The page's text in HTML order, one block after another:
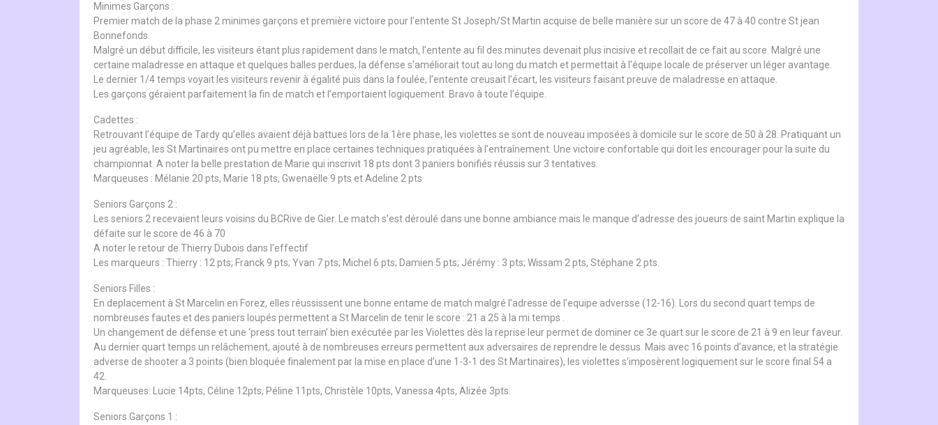
Minimes Garçons :
Premier match de la phase 2 minimes garçons et première victoire pour l’entente St Joseph/St Martin acquise de belle manière sur un score de 47 à 40 contre St jean
Bonnefonds.
Malgré un début difficile, les visiteurs étant plus rapidement dans le match, l’entente au fil des minutes devenait plus incisive et recollait de ce fait au score. Malgré une
certaine maladresse en attaque et quelques balles perdues, la défense s’améliorait tout au long du match et permettait à l’équipe locale de préserver un léger avantage.
Le dernier 1/4 temps voyait les visiteurs revenir à égalité puis dans la foulée, l’entente creusait l’écart, les visiteurs faisant preuve de maladresse en attaque.
Les garçons géraient parfaitement la fin de match et l’emportaient logiquement. Bravo à toute l’équipe.
Cadettes :
Retrouvant l’équipe de Tardy qu’elles avaient déjà battues lors de la 1ère phase, les violettes se sont de nouveau imposées à domicile sur le score de 50 à 28. Pratiquant un
jeu agréable, les St Martinaires ont pu mettre en place certaines techniques pratiquées à l’entraînement. Une victoire confortable qui doit les encourager pour la suite du
championnat. A noter la belle prestation de Marie qui inscrivit 18 pts dont 3 paniers bonifiés réussis sur 3 tentatives.
Marqueuses : Mélanie 20 pts, Marie 18 pts, Gwenaëlle 9 pts et Adeline 2 pts
Seniors Garçons 2 :
Les seniors 2 recevaient leurs voisins du BCRive de Gier. Le match s’est déroulé dans une bonne ambiance mais le manque d’adresse des joueurs de saint Martin explique la
défaite sur le score de 46 à 70
A noter le retour de Thierry Dubois dans l’effectif
Les marqueurs : Thierry : 12 pts; Franck 9 pts; Yvan 7 pts; Michel 6 pts; Damien 5 pts; Jérémy : 3 pts; Wissam 2 pts, Stéphane 2 pts.
Seniors Filles :
En deplacement à St Marcelin en Forez, elles réussissent une bonne entame de match malgré l’adresse de l’equipe adversse (12-16). Lors du second quart temps de
nombreuses fautes et des paniers loupés permettent a St Marcelin de tenir le score : 21 a 25 à la mi temps .
Un changement de défense et une ‘press tout terrain’ bien exécutée par les Violettes dès la reprise leur permet de dominer ce 3e quart sur le score de 21 à 9 en leur faveur.
Au dernier quart temps un relâchement, ajouté à de nombreuses erreurs permettent aux adversaires de reprendre le dessus. Mais avec 16 points d’avance, et la stratégie
adverse de shooter a 3 points (bien bloquée finalement par la mise en place d’une 1-3-1 des St Martinaires), les violettes s’imposèrent logiquement sur le score final 54 a
42.
Marqueuses: Lucie 14pts, Céline 12pts, Péline 11pts, Christèle 10pts, Vanessa 4pts, Alizée 3pts.
Seniors Garçons 1 :